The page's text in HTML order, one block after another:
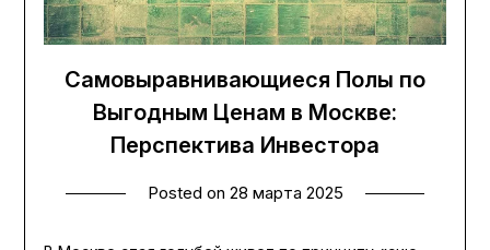
Самовыравнивающиеся Полы по
Выгодным Ценам в Москве:
Перспектива Инвестора
Posted on 28 марта 2025